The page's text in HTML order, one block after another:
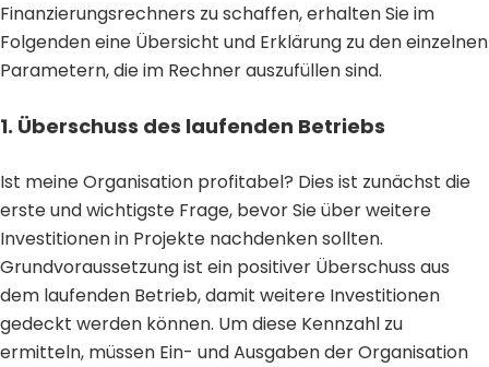
Finanzierungsrechners zu schaffen, erhalten Sie im
Folgenden eine Übersicht und Erklärung zu den einzelnen
Parametern, die im Rechner auszufüllen sind.
1. Überschuss des laufenden Betriebs
Ist meine Organisation profitabel? Dies ist zunächst die
erste und wichtigste Frage, bevor Sie über weitere
Investitionen in Projekte nachdenken sollten.
Grundvoraussetzung ist ein positiver Überschuss aus
dem laufenden Betrieb, damit weitere Investitionen
gedeckt werden können. Um diese Kennzahl zu
ermitteln, müssen Ein- und Ausgaben der Organisation